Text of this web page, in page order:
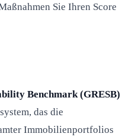
Sie Ihren Score
Benchmark (GRESB)
das die
Immobilienportfolios